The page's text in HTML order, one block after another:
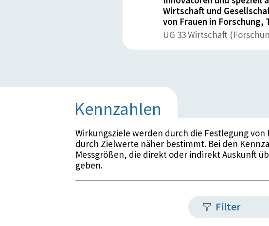
Wirtschaft und
von Frauen in
UG 33 Wirtschaft
Kennzahlen
Wirkungsziele werden durch die Festlegung
durch Zielwerte näher bestimmt. Bei den
Messgrößen, die direkt oder indirekt Auskunft
geben.
Filter